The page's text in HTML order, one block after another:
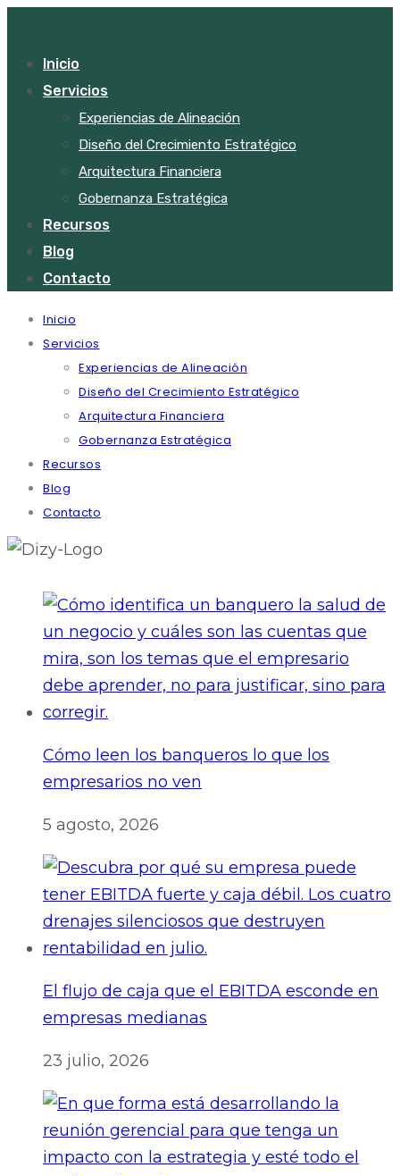
Inicio
Servicios
Experiencias de Alineación
Diseño del Crecimiento Estratégico
Arquitectura Financiera
Gobernanza Estratégica
Recursos
Blog
Contacto
Inicio
Servicios
Experiencias de Alineación
Diseño del Crecimiento Estratégico
Arquitectura Financiera
Gobernanza Estratégica
Recursos
Blog
Contacto
Cómo leen los banqueros lo que los
empresarios no ven
5 agosto, 2026
El flujo de caja que el EBITDA esconde en
empresas medianas
23 julio, 2026